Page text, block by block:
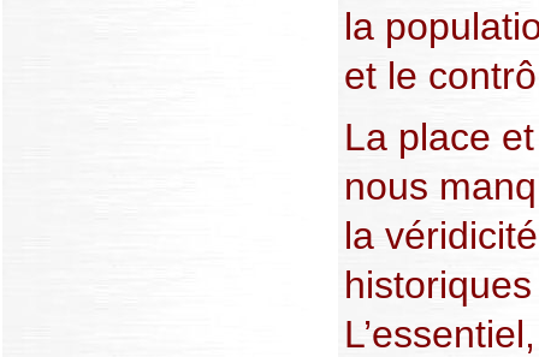
la
et le
La place
nous
la